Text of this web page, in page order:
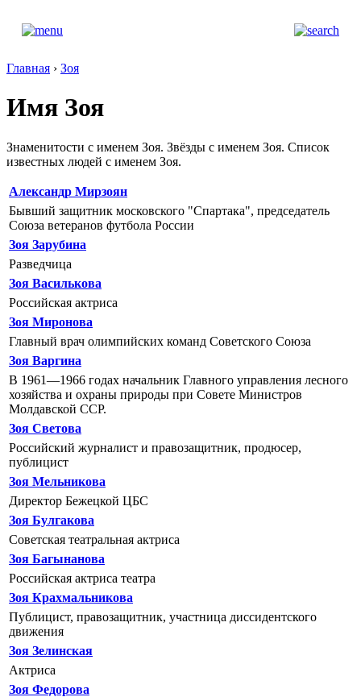
Главная › Зоя
Имя Зоя
Знаменитости с именем Зоя. Звёзды с именем Зоя. Список
известных людей с именем Зоя.
Александр Мирзоян
Бывший защитник московского "Спартака", председатель
Союза ветеранов футбола России
Зоя Зарубина
Разведчица
Зоя Василькова
Российская актриса
Зоя Миронова
Главный врач олимпийских команд Cоветского Союза
Зоя Варгина
В 1961—1966 годах начальник Главного управления лесного
хозяйства и охраны природы при Совете Министров
Молдавской ССР.
Зоя Светова
Российский журналист и правозащитник, продюсер,
публицист
Зоя Мельникова
Директор Бежецкой ЦБС
Зоя Булгакова
Советская театральная актриса
Зоя Багынанова
Российская актриса театра
Зоя Крахмальникова
Публицист, правозащитник, участница диссидентского
движения
Зоя Зелинская
Актриса
Зоя Федорова